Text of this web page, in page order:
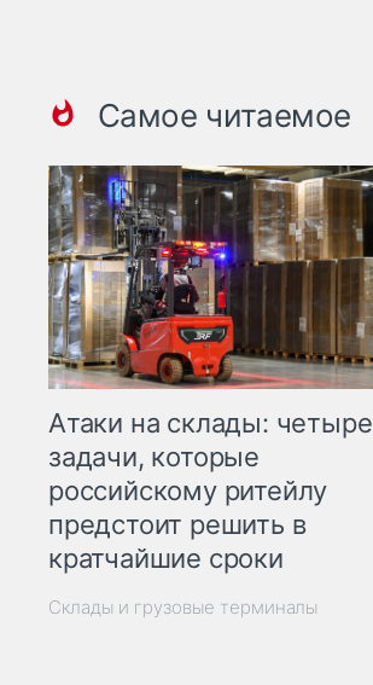
Самое читаемое
Атаки на склады: четыре
задачи, которые
российскому ритейлу
предстоит решить в
кратчайшие сроки
Склады и грузовые терминалы